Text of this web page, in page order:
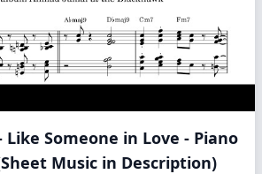
Like Someone in Love - Piano
Music in Description)